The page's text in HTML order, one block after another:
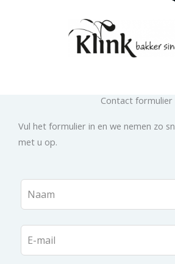
Contact formulier
Vul het formulier in en we nemen zo
met u op.
Laat
dit
blanco